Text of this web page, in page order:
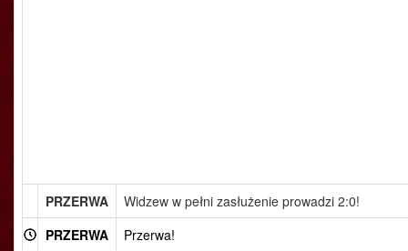
PRZERWA
Widzew w pełni zasłużenie prowadzi 2:0!
PRZERWA
Przerwa!